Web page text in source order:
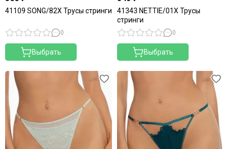
41109 SONG/82X Трусы стринги
0
Выбрать
41343 NETTIE/01X Трусы
стринги
0
Выбрать